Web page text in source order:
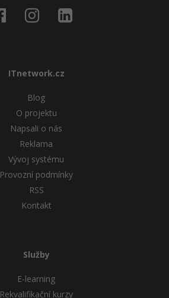
ITnetwork.cz
Blog
O projektu
Napsali o nás
Reklama
Vývoj systému
Provozní podmínky
RSS
Kontakt
Služby
E-learning
Rekvalifikační kurzy